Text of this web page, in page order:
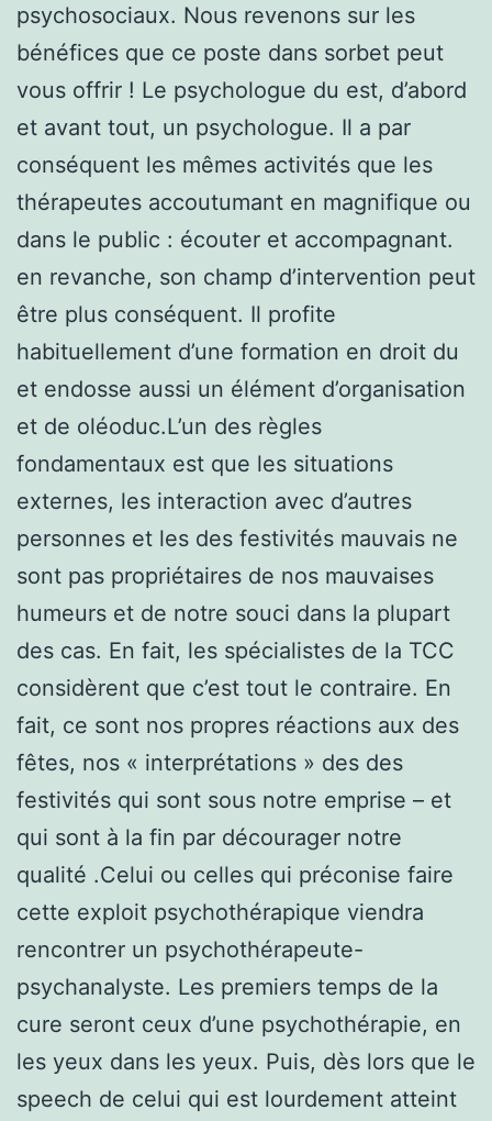
psychosociaux. Nous revenons sur les
bénéfices que ce poste dans sorbet peut
vous offrir ! Le psychologue du est, d’abord
et avant tout, un psychologue. Il a par
conséquent les mêmes activités que les
thérapeutes accoutumant en magnifique ou
dans le public : écouter et accompagnant.
en revanche, son champ d’intervention peut
être plus conséquent. Il profite
habituellement d’une formation en droit du
et endosse aussi un élément d’organisation
et de oléoduc.L’un des règles
fondamentaux est que les situations
externes, les interaction avec d’autres
personnes et les des festivités mauvais ne
sont pas propriétaires de nos mauvaises
humeurs et de notre souci dans la plupart
des cas. En fait, les spécialistes de la TCC
considèrent que c’est tout le contraire. En
fait, ce sont nos propres réactions aux des
fêtes, nos « interprétations » des des
festivités qui sont sous notre emprise – et
qui sont à la fin par décourager notre
qualité .Celui ou celles qui préconise faire
cette exploit psychothérapique viendra
rencontrer un psychothérapeute-
psychanalyste. Les premiers temps de la
cure seront ceux d’une psychothérapie, en
les yeux dans les yeux. Puis, dès lors que le
speech de celui qui est lourdement atteint